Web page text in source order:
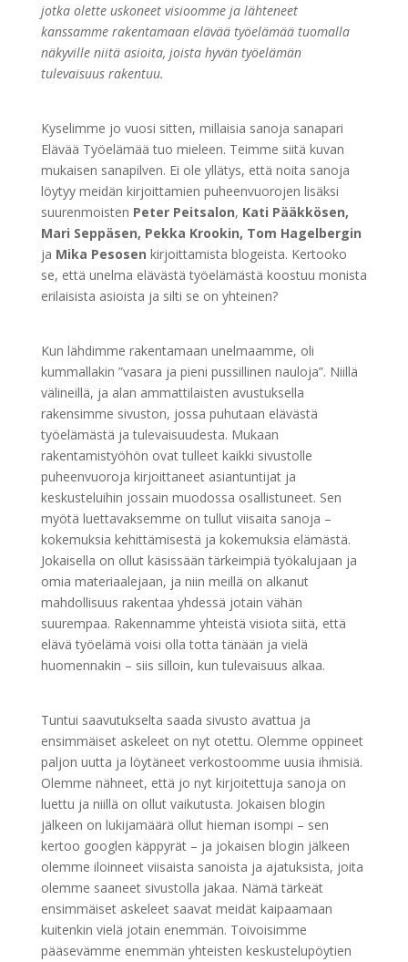
jotka olette uskoneet visioomme ja lähteneet
kanssamme rakentamaan elävää työelämää tuomalla
näkyville niitä asioita, joista hyvän työelämän
tulevaisuus rakentuu.
Kyselimme jo vuosi sitten, millaisia sanoja sanapari
Elävää Työelämää tuo mieleen. Teimme siitä kuvan
mukaisen sanapilven. Ei ole yllätys, että noita sanoja
löytyy meidän kirjoittamien puheenvuorojen lisäksi
suurenmoisten Peter Peitsalon, Kati Pääkkösen,
Mari Seppäsen, Pekka Krookin, Tom Hagelbergin
ja Mika Pesosen kirjoittamista blogeista. Kertooko
se, että unelma elävästä työelämästä koostuu monista
erilaisista asioista ja silti se on yhteinen?
Kun lähdimme rakentamaan unelmaamme, oli
kummallakin ”vasara ja pieni pussillinen nauloja”. Niillä
välineillä, ja alan ammattilaisten avustuksella
rakensimme sivuston, jossa puhutaan elävästä
työelämästä ja tulevaisuudesta. Mukaan
rakentamistyöhön ovat tulleet kaikki sivustolle
puheenvuoroja kirjoittaneet asiantuntijat ja
keskusteluihin jossain muodossa osallistuneet. Sen
myötä luettavaksemme on tullut viisaita sanoja –
kokemuksia kehittämisestä ja kokemuksia elämästä.
Jokaisella on ollut käsissään tärkeimpiä työkalujaan ja
omia materiaalejaan, ja niin meillä on alkanut
mahdollisuus rakentaa yhdessä jotain vähän
suurempaa. Rakennamme yhteistä visiota siitä, että
elävä työelämä voisi olla totta tänään ja vielä
huomennakin – siis silloin, kun tulevaisuus alkaa.
Tuntui saavutukselta saada sivusto avattua ja
ensimmäiset askeleet on nyt otettu. Olemme oppineet
paljon uutta ja löytäneet verkostoomme uusia ihmisiä.
Olemme nähneet, että jo nyt kirjoitettuja sanoja on
luettu ja niillä on ollut vaikutusta. Jokaisen blogin
jälkeen on lukijamäärä ollut hieman isompi – sen
kertoo googlen käppyrät – ja jokaisen blogin jälkeen
olemme iloinneet viisaista sanoista ja ajatuksista, joita
olemme saaneet sivustolla jakaa. Nämä tärkeät
ensimmäiset askeleet saavat meidät kaipaamaan
kuitenkin vielä jotain enemmän. Toivoisimme
pääsevämme enemmän yhteisten keskustelupöytien